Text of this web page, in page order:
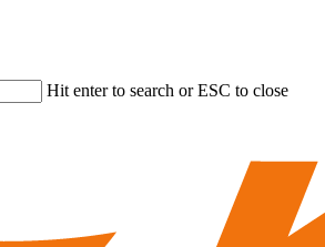
Hit enter to search or ESC to close